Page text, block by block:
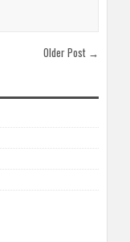
Older Post →